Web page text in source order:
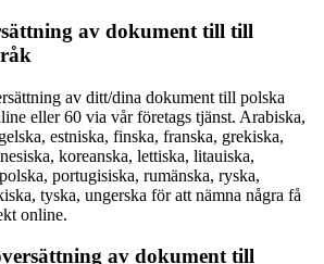
av dokument till till
av ditt/dina dokument till polska
eller 60 via vår företags tjänst. Arabiska,
estniska, finska, franska, grekiska,
koreanska, lettiska, litauiska,
portugisiska, rumänska, ryska,
tyska, ungerska för att nämna några få
online.
av dokument till